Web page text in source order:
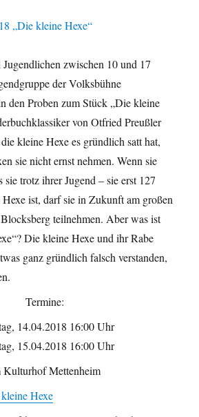
zwischen 10 und 17
der Volksbühne
den Proben zum Stück „Die kleine
von Otfried Preußler
kleine Hexe es gründlich satt hat,
sie nicht ernst nehmen. Wenn sie
sie trotz ihrer Jugend – sie erst 127
Hexe ist, darf sie in Zukunft am großen
teilnehmen. Aber was ist
Die kleine Hexe und ihr Rabe
ganz gründlich falsch verstanden,
Termine:
14.04.2018 16:00 Uhr
15.04.2018 16:00 Uhr
Kulturhof Mettenheim
Hexe